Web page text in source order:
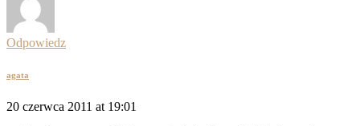
Odpowiedz
agata
20 czerwca 2011 at 19:01